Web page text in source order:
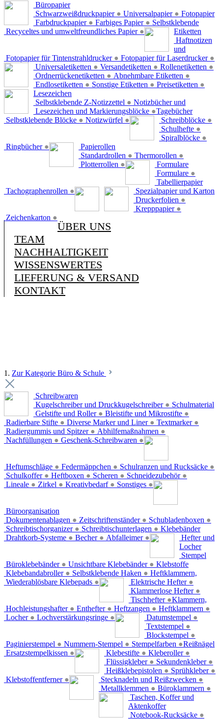
Büropapier
Schwarzweißdruckpapier ● Universalpapier ●
Farbdruckpapier ● Farbiges Papier ●
Recyceltes und umweltfreundliches Papier ●
Fotopapier
Fotopapier für Tintenstrahldrucker ● Fotopapier für Laserdrucker ●
Selbstklebende
Etiketten
Universaletiketten ● Versandetiketten ● Rollenetiketten ●
Ordnerrückenetiketten ● Abnehmbare Etiketten ●
Endlosetiketten ● Sonstige Etiketten ● Preisetiketten ●
Haftnotizen
und
Lesezeichen
Selbstklebende Z-Notizzettel ●
Lesezeichen und Markierungsblöcke ●
Selbstklebende Blöcke ● Notizwürfel ●
Notizbücher und
Tagebücher
Schreibblöcke ●
Schulhefte ●
Spiralblöcke ●
Ringbücher ●
Papierollen
Standardrollen ● Thermorollen ●
Plotterrollen ●
Formulare
Formulare ●
Tachographenrollen ●
Tabellierpapier
Spezialpapier und Karton
Druckerfolien ●
Krepppapier ●
Zeichenkarton ●
ÜBER UNS
TEAM
NACHHALTIGKEIT
WISSENSWERTES
LIEFERUNG & VERSAND
KONTAKT
1. Zur Kategorie Büro & Schule
Schreibwaren
Kugelschreiber und Druckkugelschreiber ●
Gelstifte und Roller ● Bleistifte und Mikrostifte ●
Radierbare Stifte ● Diverse Marker und Liner ● Textmarker ●
Radiergummis und Spitzer ● Abhilfemaßnahmen ●
Nachfüllungen ● Geschenk-Schreibwaren ●
Schulmaterial
Heftumschläge ● Federmäppchen ● Schulranzen und Rucksäcke ●
Schulkoffer ● Heftboxen ● Scheren ● Schneidezubehör ●
Lineale ● Zirkel ● Kreativbedarf ● Sonstiges ●
Büroorganisation
Dokumentenablagen ● Zeitschriftenständer ● Schubladenboxen ●
Schreibtischorganizer ● Schreibtischunterlagen ●
Drahtkorb-Systeme ● Becher ● Abfalleimer ●
Klebebänder
Büroklebebänder ● Unsichtbare Klebebänder ●
Klebebandabroller ● Selbstklebende Haken ●
Wiederablösbare Klebepads ●
Hefter und
Locher
Elektrische Hefter ●
Klammerlose Hefter ●
Tischhefter ●
Hochleistungshafter ● Enthefter ● Heftzangen ● Heftklammern ●
Locher ● Lochverstärkungsringe ●
Stempel
Datumstempel ●
Textstempel ●
Blockstempel ●
Paginierstempel ● Nummern-Stempel ● Stempelfarben ●
Ersatzstempelkissen ●
Klebstoffe
Klebestifte ● Kleberoller ●
Flüssigkleber ● Sekundenkleber ●
Heißklebepistolen ● Sprühkleber ●
Klebstoffentferner ●
Heftklammern,
Klammern,
Reißnägel
Stecknadeln und Reißzwecken ●
Metallklemmen ● Büroklammern ●
Taschen, Koffer und
Aktenkoffer
Notebook-Rucksäcke ●